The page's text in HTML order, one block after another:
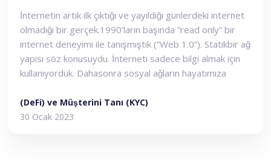
İnternetin artık ilk çıktığı ve yayıldığı günlerdeki internet
olmadığı bir gerçek.1990’ların başında “read only” bir
internet deneyimi ile tanışmıştık (“Web 1.0”). Statikbir ağ
yapısı söz konusuydu. İnterneti sadece bilgi almak için
kullanıyorduk. Dahasonra sosyal ağların hayatımıza
Artık kullanıcılar bilgiyi çağırmanın ötesinde, paylaşımlar
yapmak, dünyanınbirçok farklı yerinde yer alan kişilerle
(DeFi) ve Müşterini Tanı (KYC)
30 Ocak 2023